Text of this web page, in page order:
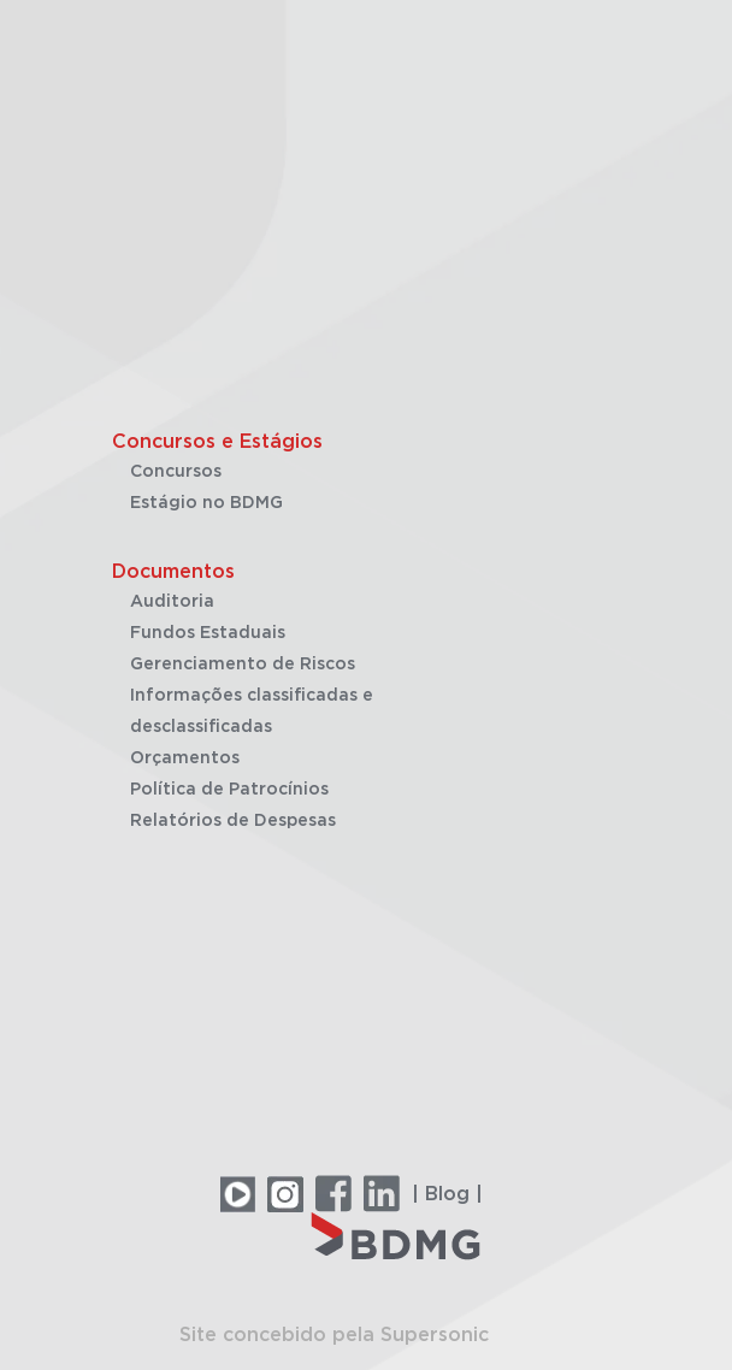
Concursos e Estágios
Concursos
Estágio no BDMG
Documentos
Auditoria
Fundos Estaduais
Gerenciamento de Riscos
Informações classificadas e
desclassificadas
Orçamentos
Política de Patrocínios
Relatórios de Despesas
| Blog |
Site concebido pela Supersonic